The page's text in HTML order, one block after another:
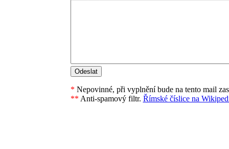
* Nepovinné, při vyplnění bude na tento mail
** Anti-spamový filtr. Římské číslice na